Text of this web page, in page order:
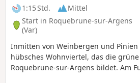
1:15 Std.
Mittel
Start in Roquebrune-sur-Argens
(Var)
Inmitten von Weinbergen und Pinien
hübsches Wohnviertel, das die
Roquebrune-sur-Argens bildet. Am